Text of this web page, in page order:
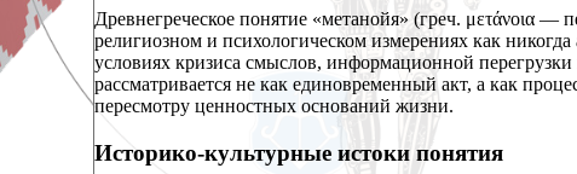
Древнегреческое понятие «метанойя» (греч. μετάνοια —
религиозном и психологическом измерениях как
условиях кризиса смыслов, информационной
рассматривается не как единовременный акт, а как
пересмотру ценностных оснований жизни.
Историко-культурные истоки понятия